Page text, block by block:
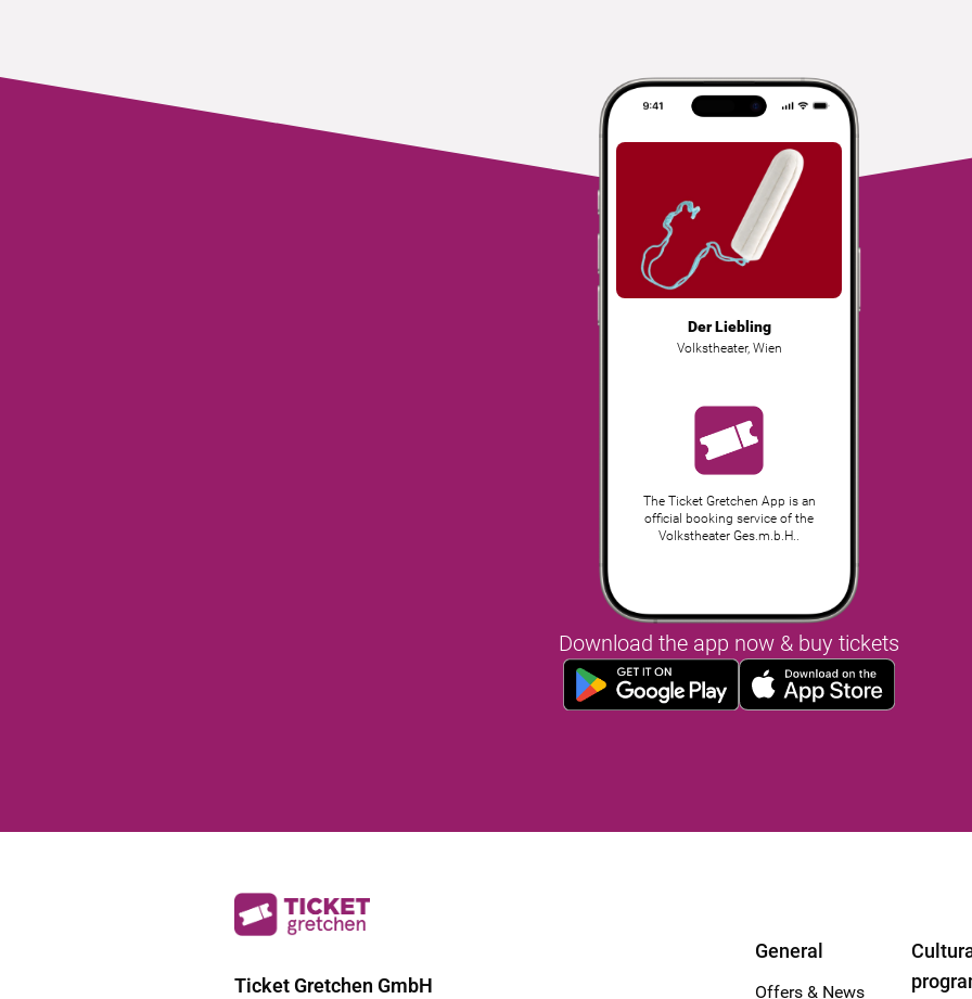
Der Liebling
Volkstheater, Wien
The Ticket Gretchen App is an
official booking service of the
Volkstheater Ges.m.b.H..
Download the app now & buy tickets
Ticket Gretchen GmbH
General
Offers & News